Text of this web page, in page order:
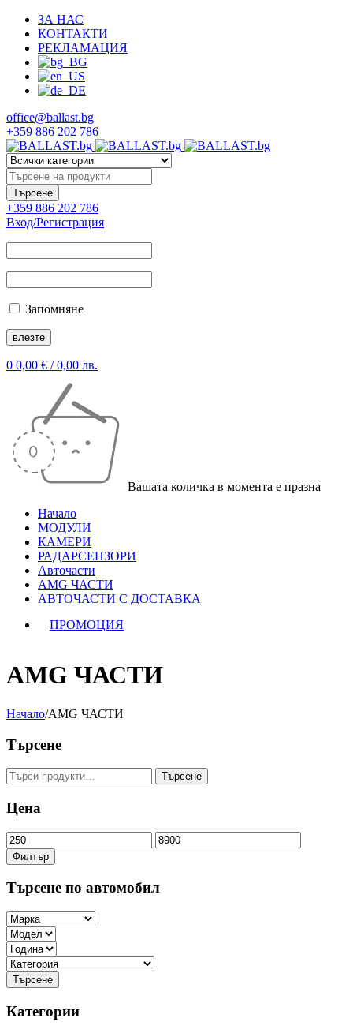
ЗА НАС
КОНТАКТИ
РЕКЛАМАЦИЯ
office@ballast.bg
+359 886 202 786
+359 886 202 786
Вход/Регистрация
Запомняне
0 0,00 € / 0,00 лв.
Вашата количка в момента е празна
Начало
МОДУЛИ
КАМЕРИ
РАДАРСЕНЗОРИ
Авточасти
AMG ЧАСТИ
АВТОЧАСТИ С ДОСТАВКА
ПРОМОЦИЯ
AMG ЧАСТИ
Начало/AMG ЧАСТИ
Търсене
Търсене
за:
Търсене
Цена
Минимална
цена
Максимална
цена
Филтър
Търсене по автомобил
Категории